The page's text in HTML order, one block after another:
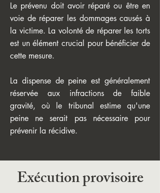
Le prévenu doit avoir réparé ou être en
voie de réparer les dommages causés à
la victime. La volonté de réparer les torts
est un élément crucial pour bénéficier de
cette mesure.
La dispense de peine est généralement
réservée aux infractions de faible
gravité, où le tribunal estime qu'une
peine ne serait pas nécessaire pour
prévenir la récidive.
Exécution provisoire